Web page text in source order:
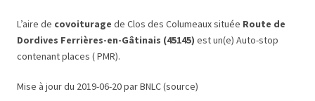
L’aire de covoiturage de Clos des Columeaux située Route de
Dordives Ferrières-en-Gâtinais (45145) est un(e) Auto-stop
contenant places ( PMR).
Mise à jour du 2019-06-20 par BNLC (source)